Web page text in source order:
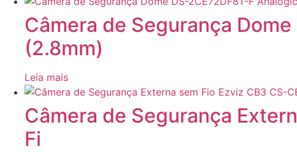
Câmera de Segurança
(2.8mm)
Leia mais
Câmera de Segurança
Fi